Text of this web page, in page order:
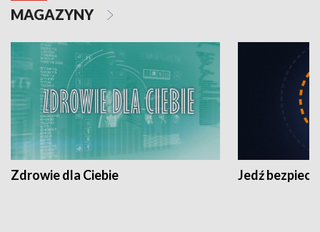
MAGAZYNY
Zdrowie dla Ciebie Jedź